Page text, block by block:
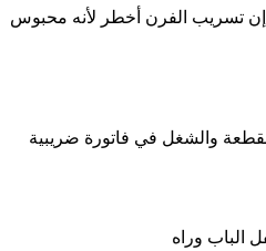
تسريب الفرن أخطر لأنه محبوس
الباب وراه